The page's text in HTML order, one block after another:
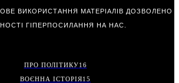
ВИКОРИСТАННЯ МАТЕРІАЛІВ ДОЗВОЛЕНО
ГІПЕРПОСИЛАННЯ НА НАС.
ПРО ПОЛІТИКУ16
ВОЄННА ІСТОРІЯ15